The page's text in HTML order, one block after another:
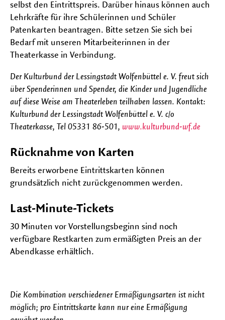
selbst den Eintrittspreis. Darüber hinaus können auch
Lehrkräfte für ihre Schülerinnen und Schüler
Patenkarten beantragen. Bitte setzen Sie sich bei
Bedarf mit unseren Mitarbeiterinnen in der
Theaterkasse in Verbindung.
Der Kulturbund der Lessingstadt Wolfenbüttel e. V. freut sich
über Spenderinnen und Spender, die Kinder und Jugendliche
auf diese Weise am Theaterleben teilhaben lassen. Kontakt:
Kulturbund der Lessingstadt Wolfenbüttel e. V. c/o
Theaterkasse, Tel 05331 86-501, www.kulturbund-wf.de
Rücknahme von Karten
Bereits erworbene Eintrittskarten können
grundsätzlich nicht zurückgenommen werden.
Last-Minute-Tickets
30 Minuten vor Vorstellungsbeginn sind noch
verfügbare Restkarten zum ermäßigten Preis an der
Abendkasse erhältlich.
Die Kombination verschiedener Ermäßigungsarten ist nicht
möglich; pro Eintrittskarte kann nur eine Ermäßigung